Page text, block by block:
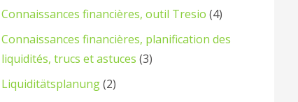
Connaissances financières, outil Tresio (4)
Connaissances financières, planification des
liquidités, trucs et astuces (3)
Liquiditätsplanung(2)